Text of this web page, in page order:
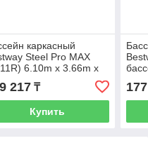
каркасный
Steel Pro MAX
6.10m x 3.66m x
217₸
Купить